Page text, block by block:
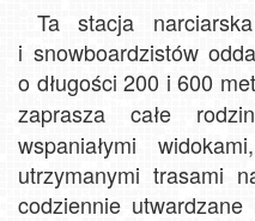
Ta stacja
i snowboardzistów
o długości 200 i 600
zaprasza
całe
wspaniałymi
utrzymanymi trasami
codziennie